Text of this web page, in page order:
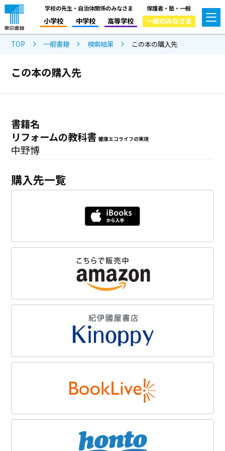
学校の先生・自治体関係のみなさま
小学校 中学校 高等学校
保護者・塾・一般
一般のみなさま
TOP 一般書籍 検索結果 この本の購入先
この本の購入先
書籍名
リフォームの教科書健康エコライフの実現
中野博
購入先一覧